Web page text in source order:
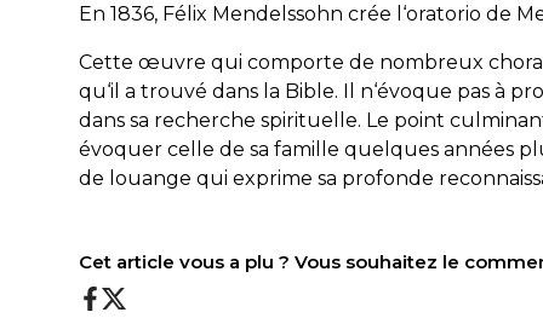
En 1836, Félix Mendelssohn crée l‘oratorio de
Cette œuvre qui comporte de nombreux
qu‘il a trouvé dans la Bible. Il n‘évoque pas à
dans sa recherche spirituelle. Le point
évoquer celle de sa famille quelques années
de louange qui exprime sa profonde
Cet article vous a plu ? Vous souhaitez le